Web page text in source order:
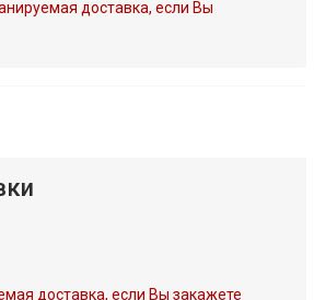
доставка, если Вы
доставка, если Вы закажете